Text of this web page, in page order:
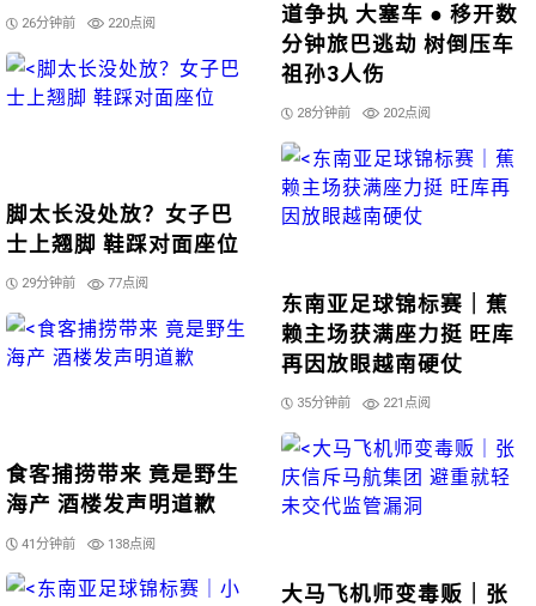
26分钟前 220点阅
道争执 大塞车 ● 移开数
分钟旅巴逃劫 树倒压车
祖孙3人伤
28分钟前 202点阅
脚太长没处放？女子巴
士上翘脚 鞋踩对面座位
29分钟前 77点阅
东南亚足球锦标赛｜蕉
赖主场获满座力挺 旺库
再因放眼越南硬仗
35分钟前 221点阅
食客捕捞带来 竟是野生
海产 酒楼发声明道歉
41分钟前 138点阅
大马飞机师变毒贩｜张